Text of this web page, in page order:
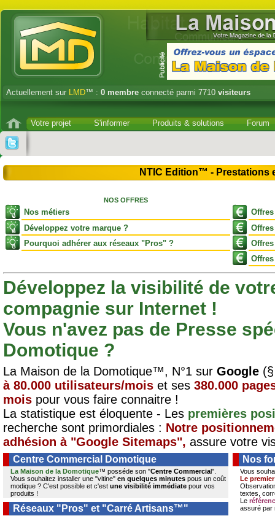
Actuellement sur LMD™ : 0 membre connecté parmi 7710 visiteurs
Votre projet S'informer Produits & solutions Forum
NTIC Edition™ - Prestations
NOS OFFRES
Nos métiers
Développez votre marque ?
Pourquoi adhérer aux réseaux "Pros" ?
Développez la visibilité de
compagnie sur Internet !
Vous n'avez pas de Presse
Domotique ?
La Maison de la Domotique™, N°1 sur Google
à 80.000 utilisateurs/mois et ses 380.000
mois pour vous faire connaitre !
La statistique est éloquente - Les premières
recherche sont primordiales : Notre
adhésion à "Google Sitemaps", assure votre
Centre Commercial Domotique
La Maison de la Domotique™ posséde son "Centre Commercial".
Vous souhaitez installer une "vitine" en quelques minutes pous un coût
modique ? C'est possible et c'est une visibilité immédiate pour vos
produits !
Réseaux "Pros" et "Carré Artisans™"
Nos
Vous
Le
textes,
Le
assuré par